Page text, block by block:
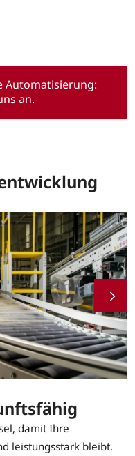
Automatisierung:
an.
damit Ihre
leistungsstark bleibt.